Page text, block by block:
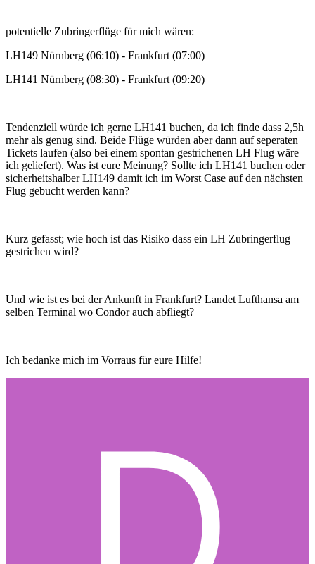
potentielle Zubringerflüge für mich wären:
LH149 Nürnberg (06:10) - Frankfurt (07:00)
LH141 Nürnberg (08:30) - Frankfurt (09:20)
Tendenziell würde ich gerne LH141 buchen, da ich finde dass 2,5h
mehr als genug sind. Beide Flüge würden aber dann auf seperaten
Tickets laufen (also bei einem spontan gestrichenen LH Flug wäre
ich geliefert). Was ist eure Meinung? Sollte ich LH141 buchen oder
sicherheitshalber LH149 damit ich im Worst Case auf den nächsten
Flug gebucht werden kann?
Kurz gefasst; wie hoch ist das Risiko dass ein LH Zubringerflug
gestrichen wird?
Und wie ist es bei der Ankunft in Frankfurt? Landet Lufthansa am
selben Terminal wo Condor auch abfliegt?
Ich bedanke mich im Vorraus für eure Hilfe!